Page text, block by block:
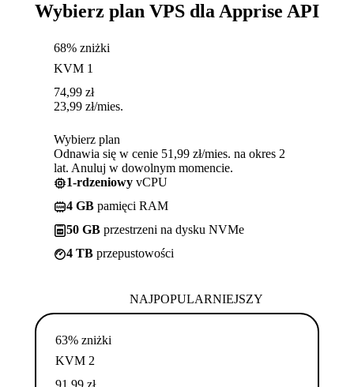
Wybierz plan VPS dla Apprise API
68% zniżki
KVM 1
74,99 zł
23,99 zł/mies.
Wybierz plan
Odnawia się w cenie 51,99 zł/mies. na okres 2
lat. Anuluj w dowolnym momencie.
1-rdzeniowy vCPU
4 GB pamięci RAM
50 GB przestrzeni na dysku NVMe
4 TB przepustowości
NAJPOPULARNIEJSZY
63% zniżki
KVM 2